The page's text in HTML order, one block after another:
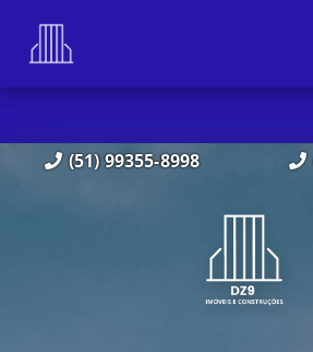
(51) 99355-8998